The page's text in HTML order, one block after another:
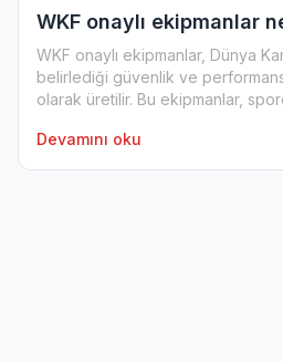
WKF onaylı ekipmanlar
WKF onaylı ekipmanlar, Dünya
belirlediği güvenlik ve
olarak üretilir. Bu ekipmanlar,
Devamını oku